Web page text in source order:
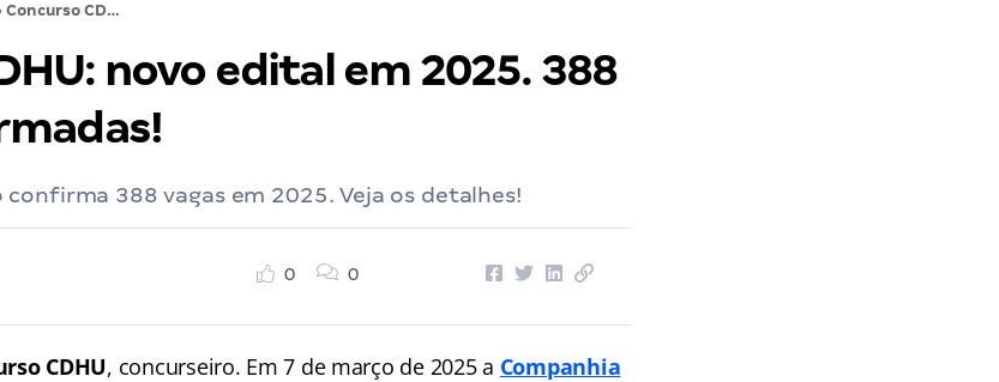
Concurso CDHU: novo edital em 2025. 388 vagas confirmadas!
novo edital em 2025. 388
confirma 388 vagas em 2025. Veja os detalhes!
0 0
CDHU, concurseiro. Em 7 de março de 2025 a Companhia